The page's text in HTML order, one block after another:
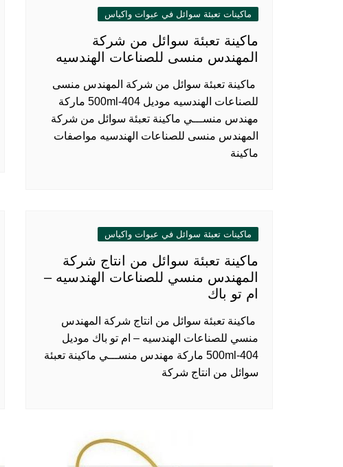
ماكينات تعبئة سوائل في عبوات واكياس
ماكينة تعبئة سوائل من شركة
المهندس منسى للصناعات الهندسيه
ماكينة تعبئة سوائل من شركة المهندس منسى
للصناعات الهندسيه موديل 404-500ml ماركة
مهندس منســـي ماكينة تعبئة سوائل من شركة
المهندس منسى للصناعات الهندسيه مواصفات
ماكينة
ماكينات تعبئة سوائل في عبوات واكياس
ماكينة تعبئة سوائل من انتاج شركة
المهندس منسي للصناعات الهندسيه –
ام تو باك
ماكينة تعبئة سوائل من انتاج شركة المهندس
منسي للصناعات الهندسيه – ام تو باك موديل
404-500ml ماركة مهندس منســـي ماكينة تعبئة
سوائل من انتاج شركة